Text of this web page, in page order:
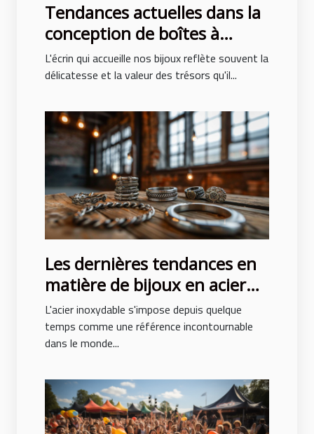
Tendances actuelles dans la
conception de boîtes à
bijoux pour hommes et
femmes
L'écrin qui accueille nos bijoux reflète souvent la
délicatesse et la valeur des trésors qu'il...
Les dernières tendances en
matière de bijoux en acier
inoxydable
L'acier inoxydable s'impose depuis quelque
temps comme une référence incontournable
dans le monde...